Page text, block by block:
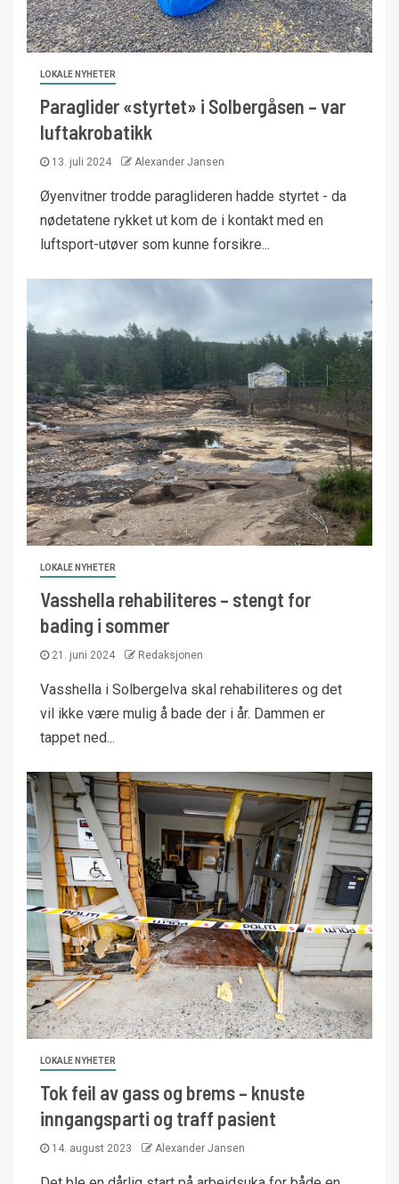
LOKALE NYHETER
Paraglider «styrtet» i Solbergåsen – var
luftakrobatikk
13. juli 2024 Alexander Jansen
Øyenvitner trodde paraglideren hadde styrtet - da
nødetatene rykket ut kom de i kontakt med en
luftsport-utøver som kunne forsikre...
LOKALE NYHETER
Vasshella rehabiliteres – stengt for
bading i sommer
21. juni 2024 Redaksjonen
Vasshella i Solbergelva skal rehabiliteres og det
vil ikke være mulig å bade der i år. Dammen er
tappet ned...
LOKALE NYHETER
Tok feil av gass og brems – knuste
inngangsparti og traff pasient
14. august 2023 Alexander Jansen